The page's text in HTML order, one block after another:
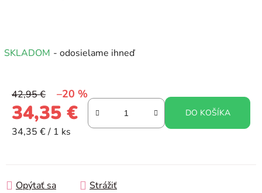
SKLADOM - odosielame ihneď
42,95 € –20 %
34,35 €
Jednotková cena:
34,35 € / 1 ks
DO KOŠÍKA
Opýtať sa Strážiť